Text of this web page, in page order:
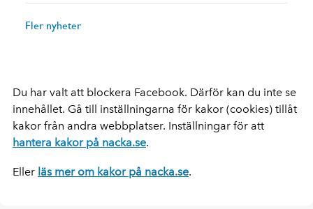
Fler nyheter
Du har valt att blockera Facebook. Därför kan du inte se
innehållet. Gå till inställningarna för kakor (cookies) tillåt
kakor från andra webbplatser. Inställningar för att
hantera kakor på nacka.se.
Eller läs mer om kakor på nacka.se.